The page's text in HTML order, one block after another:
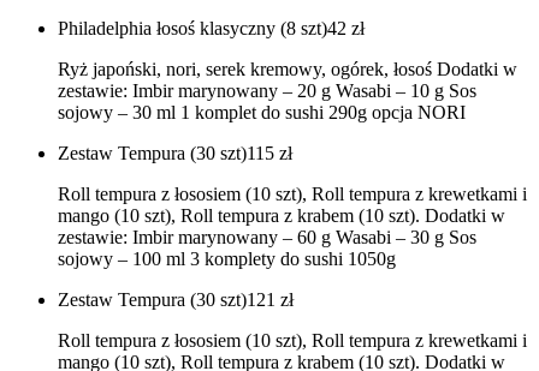
Philadelphia łosoś klasyczny (8 szt)42 zł
Ryż japoński, nori, serek kremowy, ogórek, łosoś Dodatki w
zestawie: Imbir marynowany – 20 g Wasabi – 10 g Sos
sojowy – 30 ml 1 komplet do sushi 290g opcja NORI
Zestaw Tempura (30 szt)115 zł
Roll tempura z łososiem (10 szt), Roll tempura z krewetkami i
mango (10 szt), Roll tempura z krabem (10 szt). Dodatki w
zestawie: Imbir marynowany – 60 g Wasabi – 30 g Sos
sojowy – 100 ml 3 komplety do sushi 1050g
Zestaw Tempura (30 szt)121 zł
Roll tempura z łososiem (10 szt), Roll tempura z krewetkami i
mango (10 szt), Roll tempura z krabem (10 szt). Dodatki w